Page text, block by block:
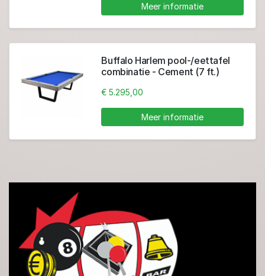
Meer informatie
Buffalo Harlem pool-/eettafel
combinatie - Cement (7 ft.)
€ 5.295,00
Meer informatie